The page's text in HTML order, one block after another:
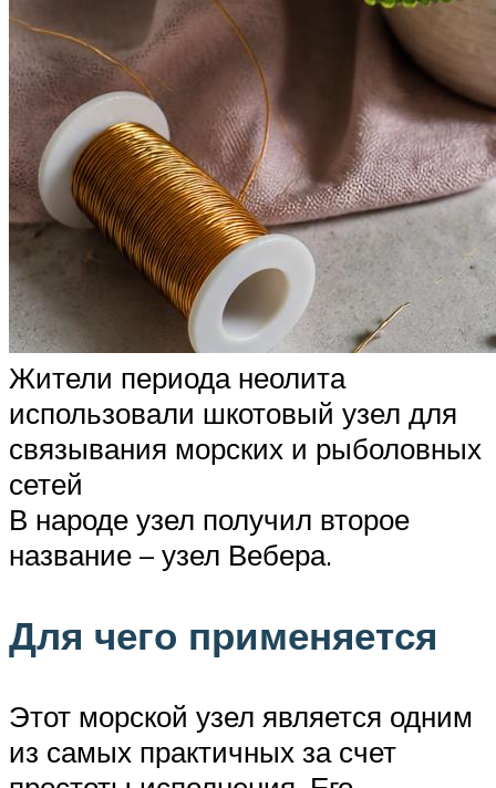
Жители периода неолита
использовали шкотовый узел для
связывания морских и рыболовных
сетей
В народе узел получил второе
название – узел Вебера.
Для чего применяется
Этот морской узел является одним
из самых практичных за счет